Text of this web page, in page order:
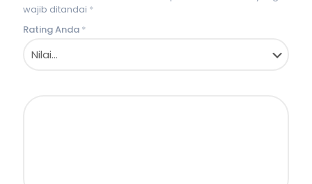
wajib ditandai *
Rating Anda *